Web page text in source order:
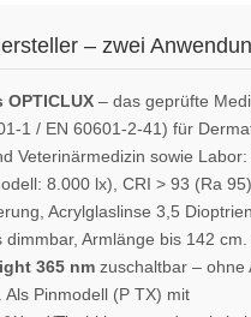
– zwei
OPTICLUX – das geprüfte
1 / EN 60601-2-41) für
Veterinärmedizin sowie
8.000 lx), CRI > 93 (Ra
Acrylglaslinse 3,5
dimmbar, Armlänge bis 142
365 nm zuschaltbar – ohne
Als Pinmodell (P TX) mit